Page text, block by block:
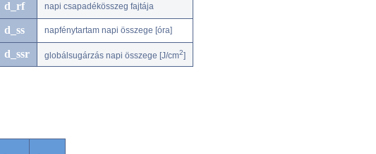
d_rf napi csapadékösszeg fajtája
d_ss napfénytartam napi összege [óra]
d_ssr globálsugárzás napi összege [J/cm2]